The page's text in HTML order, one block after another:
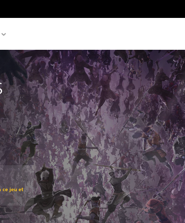
de €24,99
ce jeu et